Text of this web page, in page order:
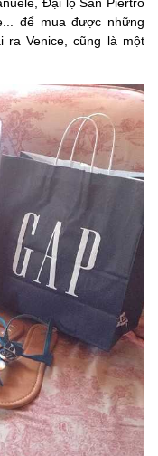
Đại lộ San Piertro
để mua được những
ra Venice, cũng là một